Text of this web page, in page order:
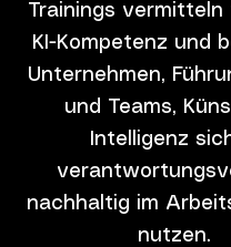
Trainings vermitteln
KI-Kompetenz und
Unternehmen,
und Teams,
Intelligenz
nachhaltig im
nutzen.